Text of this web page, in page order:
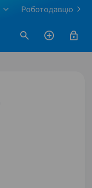
Роботодавцю